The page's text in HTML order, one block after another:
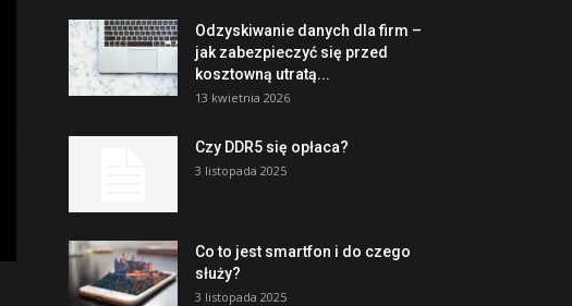
Odzyskiwanie danych dla firm –
jak zabezpieczyć się przed
kosztowną utratą...
13 kwietnia 2026
Czy DDR5 się opłaca?
3 listopada 2025
Co to jest smartfon i do czego
służy?
3 listopada 2025